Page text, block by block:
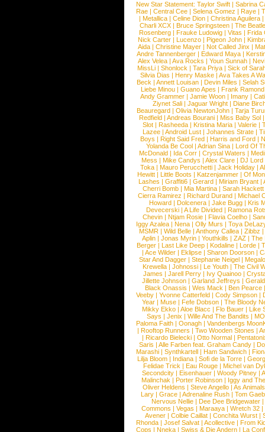
New Star Statement: Taylor Swift | Sabrina
Rae |Central Cee |Selena Gomez |Raye |
| Metallica | Celine Dion | Christina Aguilera |
Charli XCX |Bruce Springsteen |The
Rosenberg | Frauke Ludowig | Vitas | Frida
Nick Carter | Lucenzo | Pigeon John |
Aida |Christine Mayer |Not Called Jinx |
Andre Tannenberger | Edward Maya |
Alex Velea | Ava Rocks | Youn Sunnah |
MissLi | Shonlock | Tara Priya | Sick of
Silvia Dias |Henry Maske |Ava Takes A
Beck |Annett Louisan |Devin Miles |Selah
Liebe Minou |Guano Apes |Frank Ramond
Andy Grammer |Jamie Woon | Imany |
Ziynet Sali |Jaguar Wright |Diane
Beauregard |Olivia NewtonJohn |Tarja
Redfield | Andreas Bourani | Miss Baby Sol
Slot | Rasheeda | Kristina Maria | Valerie |
Lazee | Android Lust | Johannes Strate |
Boys | Right Said Fred | Harris and Ford |
Yolanda Be Cool |Adrian Sina |Lord Of
McDonald | Ida Corr |Crystal Waters |
Mess | Mike Candys | Alex Clare | DJ Lord
Toka | Mauro Perucchetti | Jack Holiday |
Hewitt |Little Boots |Katzenjammer |Of
Lashes |Graffiti6 |Gerard |Miriam Bryant |
Cherri Bomb | Mia Martina | Sarah Hackett
Cierra Ramirez | Richard Durand | Michael
Howard |Dolcenera |Jake Bugg |Kris
Devecerski |A Life Divided |Ramona
Chevin |Ntjam Rosie |Flavia Coelho |
Iggy Azalea | Nena | Olly Murs | Toya
MSMR |Wild Belle |Anthony Callea |Zibbz
Aplin | Jonas Myrin | Youthkills | ZAZ | The
Berger |Last Like Deep |Kodaline |Lorde |
|Ace Wilder |Eklipse |Sharon Doorson |
Star And Dagger | Stephanie Neigel |
Krewella | Johnossi | Le Youth | The Civil
James | Jarell Perry | Ivy Quainoo |
Jillette Johnson | Garland Jeffreys |
Black Onassis | Wes Mack | Ben Pearce
Veeby | Yvonne Catterfeld | Cody Simpson |
Year |Muse |Fefe Dobson |The Bloody
Mikky Ekko | Aloe Blacc | Flo Bauer | Like
Says | Jenix | Wille And The Bandits | MO
Paloma Faith |Oonagh |Vandenbergs
|Rooftop Runners |Two Wooden Stones |
| Ricardo Bielecki | Otto Normal |
Saris | Alle Farben feat. Graham Candy |
Marashi | Synthkartell | Ham Sandwich |
Lilja Bloom | Indiana | Sofi de la Torre |
Felidae Trick | Eau Rouge | Michel van
Secondcity |Eisenhauer |Woody Pitney |
Malinchak |Porter Robinson | Iggy and
Oliver Heldens |Steve Angello |As Animals
Lary | Grace | Adrenaline Rush | Tom
Nervous Nellie | Dee Dee Bridgewater |
Commons |Vegas |Maraaya |Wretch 32 |
Avener | Colbie Caillat | Conchita Wurst |
Rhonda | Josef Salvat | Acollective | From
Cops | Nneka | Swiss & Die Andern | La